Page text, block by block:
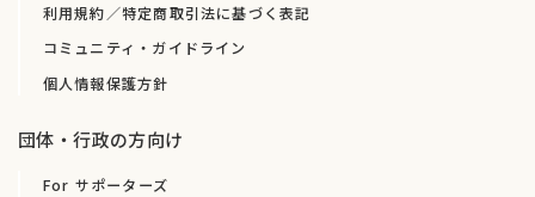
利用規約／特定商取引法に基づく表記
コミュニティ・ガイドライン
個人情報保護方針
団体・行政の方向け
For サポーターズ